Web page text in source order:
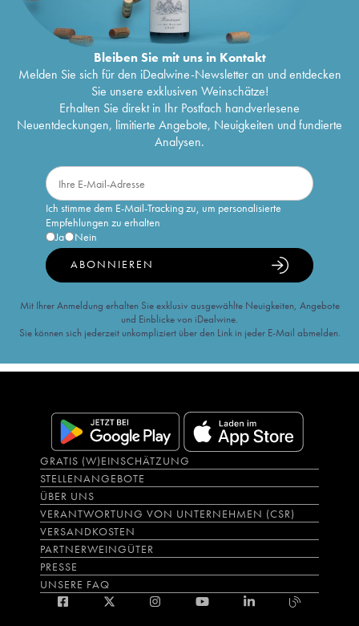
Bleiben Sie mit uns in Kontakt
Melden Sie sich für den iDealwine-Newsletter an und entdecken
Sie unsere exklusiven Weinschätze!
Erhalten Sie direkt in Ihr Postfach handverlesene
Neuentdeckungen, limitierte Angebote, Neuigkeiten und fundierte
Analysen.
Ich stimme dem E-Mail-Tracking zu, um personalisierte
Empfehlungen zu erhalten
Ja
Nein
ABONNIEREN
Mit Ihrer Anmeldung erhalten Sie exklusiv ausgewählte Neuigkeiten, Angebote
und Einblicke von iDealwine.
Sie können sich jederzeit unkompliziert über den Link in jeder E-Mail abmelden.
GRATIS (W)EINSCHÄTZUNG
STELLENANGEBOTE
ÜBER UNS
VERANTWORTUNG VON UNTERNEHMEN (CSR)
VERSANDKOSTEN
PARTNERWEINGÜTER
PRESSE
UNSERE FAQ